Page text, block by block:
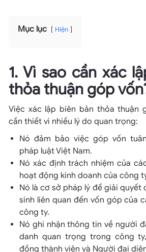
Mục lục Hiện
1. Vì sao cần xác
thỏa thuận góp
Việc xác lập biên bản thỏa thuận
cần thiết vì nhiều lý do quan trọng:
Nó đảm bảo việc góp vốn
pháp luật Việt Nam.
Nó xác định trách nhiệm của
hoạt động kinh doanh của công
Nó là cơ sở pháp lý để giải quyết
sinh liên quan đến vốn góp của
công ty.
Nó ghi nhận thông tin về người
danh quan trọng trong công
đồng thành viên và Người đại